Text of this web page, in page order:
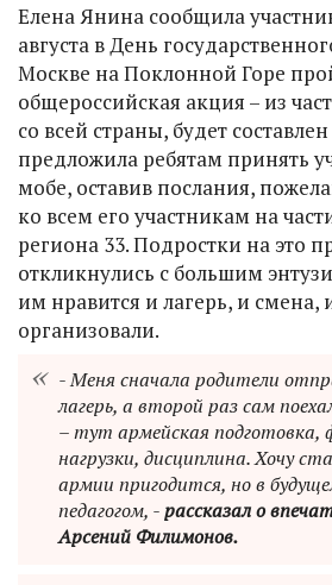
Елена Янина сообщила
августа в День
Москве на Поклонной Горе
общероссийская акция – из
со всей страны, будет
предложила ребятам принять
мобе, оставив послания,
ко всем его участникам на
региона 33. Подростки на это
откликнулись с большим
им нравится и лагерь, и
организовали.
- Меня сначала родители
лагерь, а второй раз сам
– тут армейская подготовка,
нагрузки, дисциплина. Хочу
армии пригодится, но в
педагогом, -рассказал о
Арсений Филимонов.